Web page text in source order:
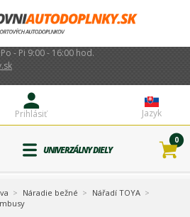
- Pi 9:00 - 16:00 hod.
Jazyk
Prihlásiť
UNIVERZÁLNY DIELY
0
Náradie bežné
Nářadí TOYA